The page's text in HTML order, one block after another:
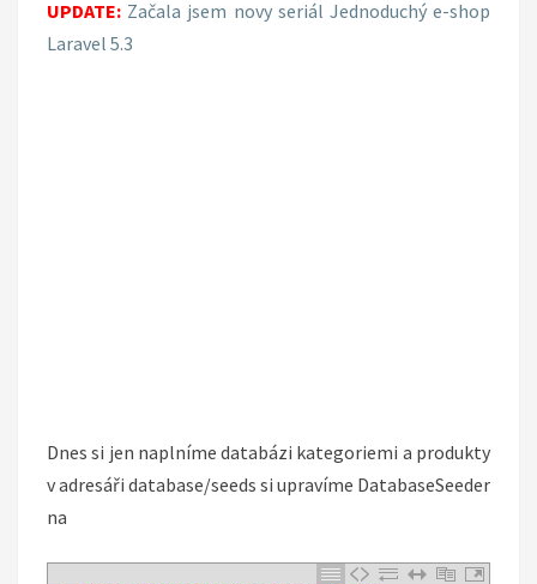
UPDATE: Začala jsem novy seriál Jednoduchý e-shop
Laravel 5.3
Dnes si jen naplníme databázi kategoriemi a produkty
v adresáři database/seeds si upravíme DatabaseSeeder
na